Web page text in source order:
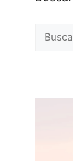
Buscar: